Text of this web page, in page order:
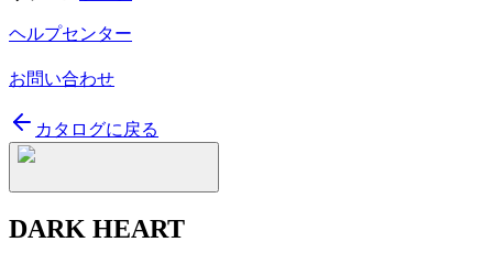
ヘルプセンター
お問い合わせ
カタログに戻る
DARK HEART